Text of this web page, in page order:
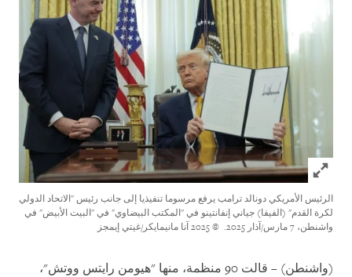
Click to expand Image
الرئيس الأمريكي دونالد ترامب يرفع مرسوما تنفيذيا إلى جانب رئيس "الاتحاد الدولي
لكرة القدم" (الفيفا) جياني إنفانتينو في "المكتب البيضاوي" في "البيت الأبيض" في
واشنطن، 7 مارس/آذار 2025.
© 2025 آنا مانيمايكر/غيتي إيمجز
(واشنطن) – قالت 90 منظمة، منها "هيومن رايتس ووتش"،